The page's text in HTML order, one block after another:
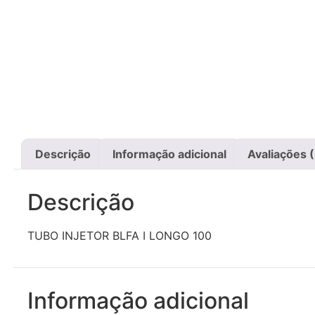
Descrição Informação adicional Avaliações
Descrição
TUBO INJETOR BLFA I LONGO 100
Informação adicional